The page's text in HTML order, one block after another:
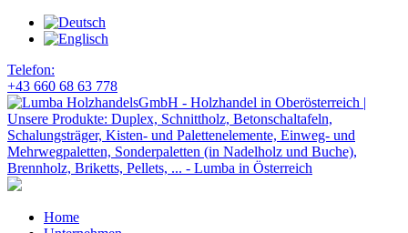
Telefon:
+43 660 68 63 778
Home